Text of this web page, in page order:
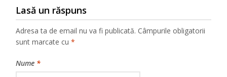
Lasă un răspuns
Adresa ta de email nu va fi publicată. Câmpurile obligatorii
sunt marcate cu*
Nume *